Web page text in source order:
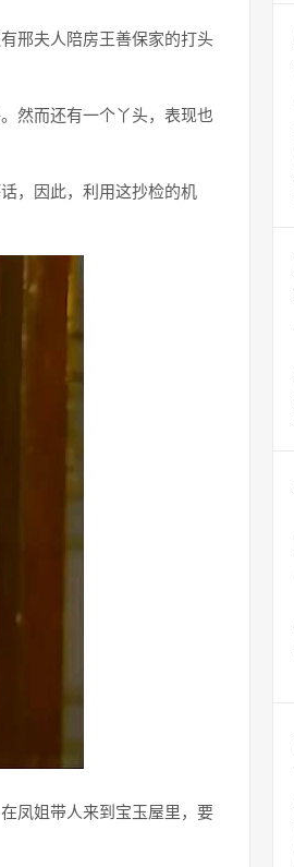
邢夫人陪房王善保家的打头
然而还有一个丫头，表现也
，因此，利用这抄检的机
凤姐带人来到宝玉屋里，要